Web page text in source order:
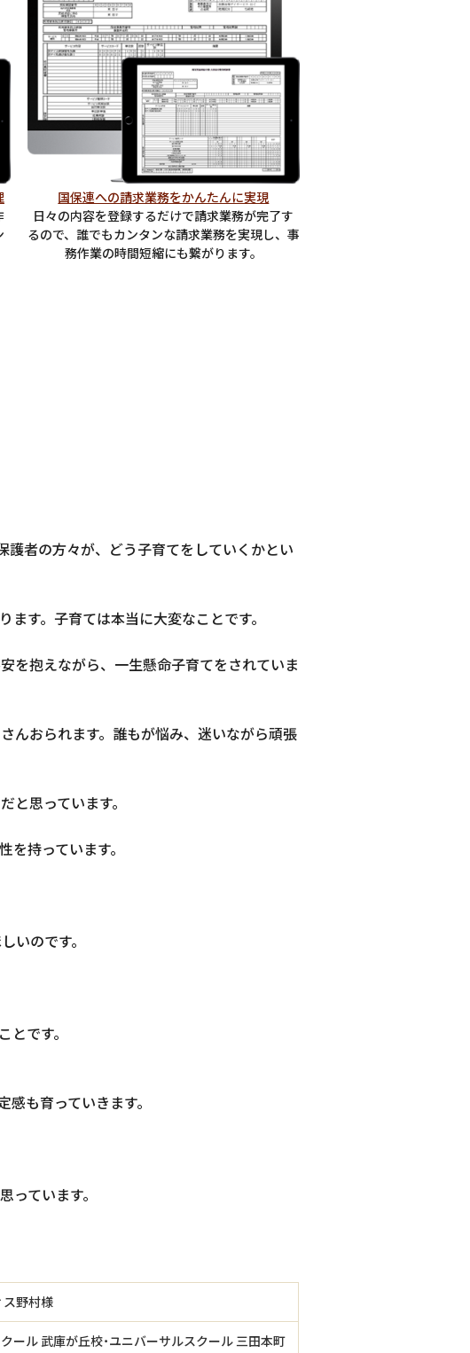
国保連への請求業務をかんたんに実現
日々の内容を登録するだけで請求業務が完了す
るので、誰でもカンタンな請求業務を実現し、事
務作業の時間短縮にも繋がります。
者の方々が、どう子育てをしていくかとい
す。子育ては本当に大変なことです。
を抱えながら、一生懸命子育てをされていま
んおられます。誰もが悩み、迷いながら頑張
思っています。
持っています。
いのです。
です。
も育っていきます。
ています。
野村様
ール 武庫が丘校・ユニバーサルスクール 三田本町